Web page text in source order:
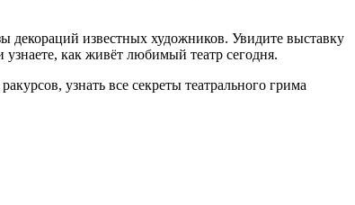
известных художников. Увидите выставку
как живёт любимый театр сегодня.
узнать все секреты театрального грима